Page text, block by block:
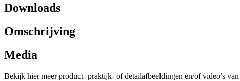
Downloads
Omschrijving
Media
Bekijk hier meer product- praktijk- of detailafbeeldingen en/of video’s